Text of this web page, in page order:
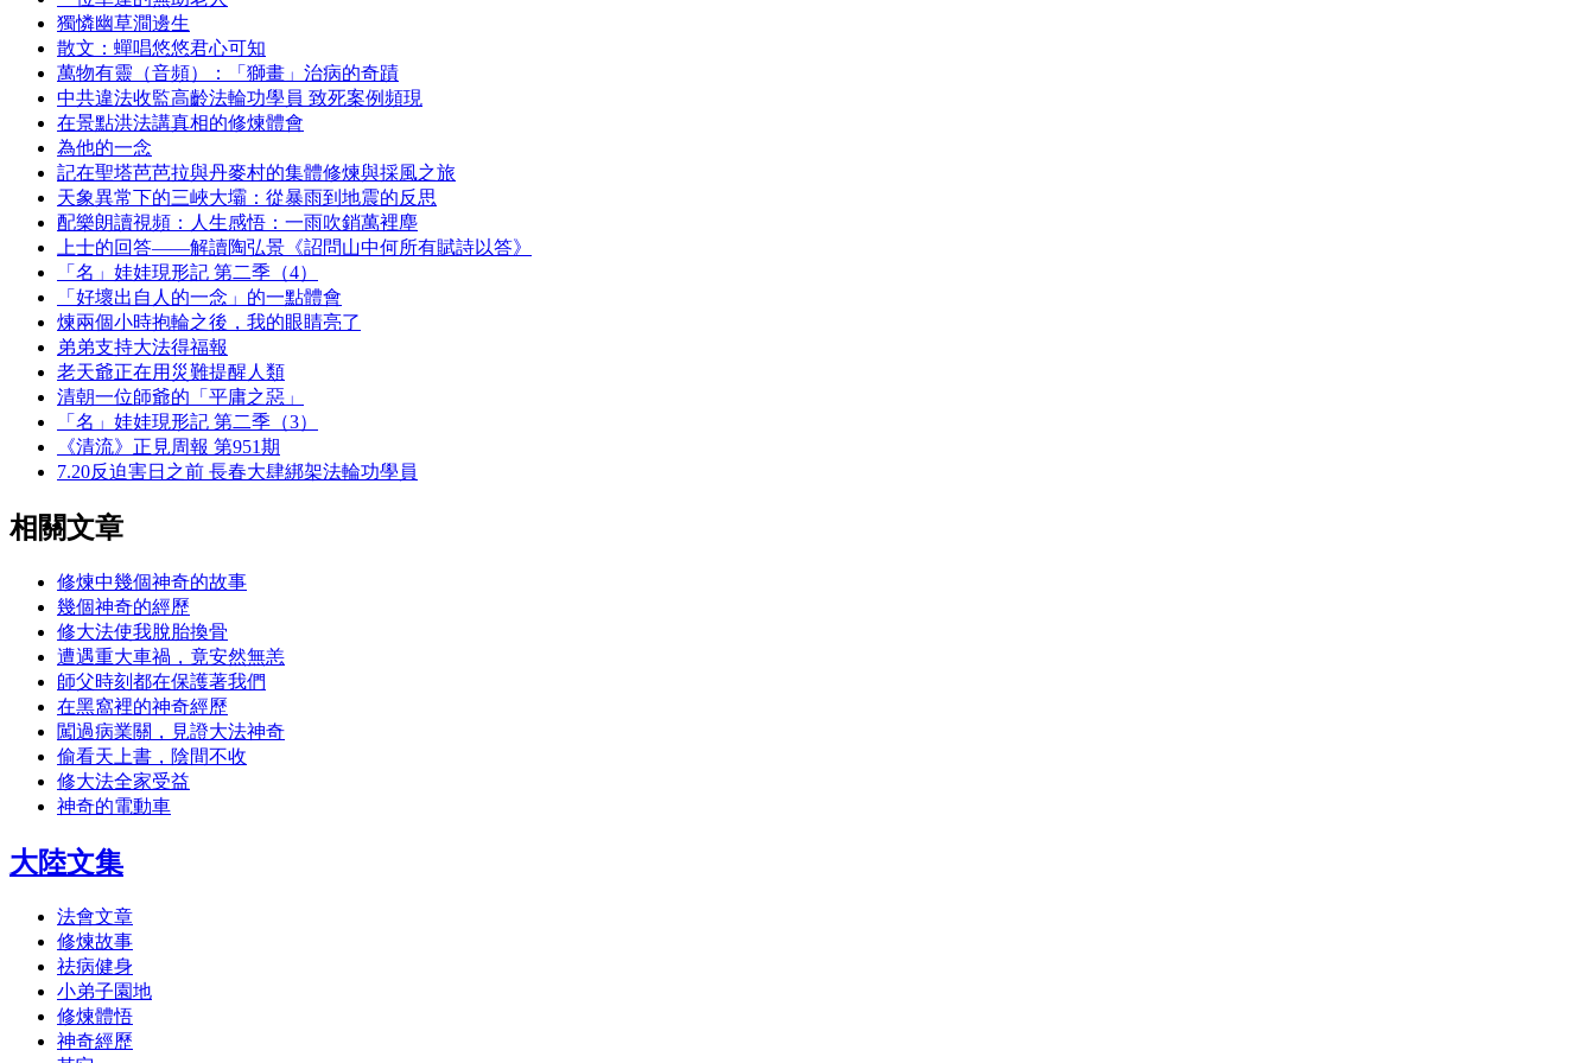
獨憐幽草澗邊生
散文：蟬唱悠悠君心可知
萬物有靈（音頻）：「獅畫」治病的奇蹟
中共違法收監高齡法輪功學員 致死案例頻現
在景點洪法講真相的修煉體會
為他的一念
記在聖塔芭芭拉與丹麥村的集體修煉與採風之旅
天象異常下的三峽大壩：從暴雨到地震的反思
配樂朗讀視頻：人生感悟：一雨吹銷萬裡塵
上士的回答——解讀陶弘景《詔問山中何所有賦詩以答》
「名」娃娃現形記 第二季（4）
「好壞出自人的一念」的一點體會
煉兩個小時抱輪之後，我的眼睛亮了
弟弟支持大法得福報
老天爺正在用災難提醒人類
清朝一位師爺的「平庸之惡」
「名」娃娃現形記 第二季（3）
《清流》正見周報 第951期
7.20反迫害日之前 長春大肆綁架法輪功學員
相關文章
修煉中幾個神奇的故事
幾個神奇的經歷
修大法使我脫胎換骨
遭遇重大車禍，竟安然無恙
師父時刻都在保護著我們
在黑窩裡的神奇經歷
闖過病業關，見證大法神奇
偷看天上書，陰間不收
修大法全家受益
神奇的電動車
大陸文集
法會文章
修煉故事
祛病健身
小弟子園地
修煉體悟
神奇經歷